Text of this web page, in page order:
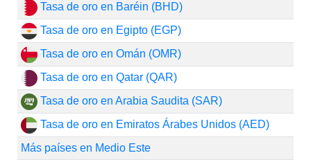
Tasa de oro en Baréin (BHD)
Tasa de oro en Egipto (EGP)
Tasa de oro en Omán (OMR)
Tasa de oro en Qatar (QAR)
Tasa de oro en Arabia Saudita (SAR)
Tasa de oro en Emiratos Árabes Unidos (AED)
Más países en Medio Este